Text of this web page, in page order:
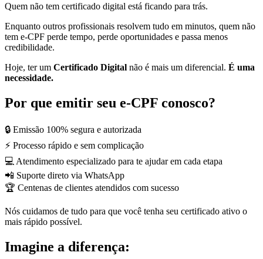
Quem não tem certificado digital está ficando para trás.
Enquanto outros profissionais resolvem tudo em minutos, quem não
tem e-CPF perde tempo, perde oportunidades e passa menos
credibilidade.
Hoje, ter um Certificado Digital não é mais um diferencial. É uma
necessidade.
Por que emitir seu e-CPF conosco?
🔒 Emissão 100% segura e autorizada
⚡ Processo rápido e sem complicação
💻 Atendimento especializado para te ajudar em cada etapa
📲 Suporte direto via WhatsApp
🏆 Centenas de clientes atendidos com sucesso
Nós cuidamos de tudo para que você tenha seu certificado ativo o
mais rápido possível.
Imagine a diferença: